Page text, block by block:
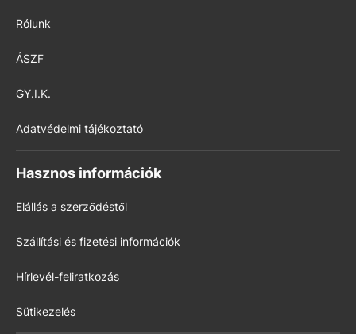
Rólunk
ÁSZF
GY.I.K.
Adatvédelmi tájékoztató
Hasznos információk
Elállás a szerződéstől
Szállítási és fizetési információk
Hírlevél-feliratkozás
Sütikezelés